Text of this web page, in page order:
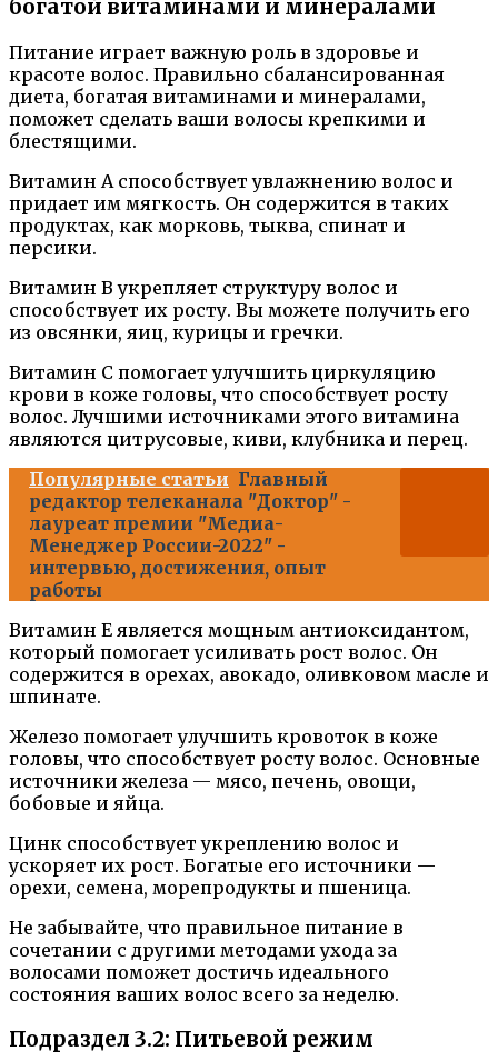
богатой витаминами и минералами
Питание играет важную роль в здоровье и
красоте волос. Правильно сбалансированная
диета, богатая витаминами и минералами,
поможет сделать ваши волосы крепкими и
блестящими.
Витамин А способствует увлажнению волос и
придает им мягкость. Он содержится в таких
продуктах, как морковь, тыква, спинат и
персики.
Витамин В укрепляет структуру волос и
способствует их росту. Вы можете получить его
из овсянки, яиц, курицы и гречки.
Витамин С помогает улучшить циркуляцию
крови в коже головы, что способствует росту
волос. Лучшими источниками этого витамина
являются цитрусовые, киви, клубника и перец.
Популярные статьи Главный
редактор телеканала "Доктор" -
лауреат премии "Медиа-
Менеджер России-2022" -
интервью, достижения, опыт
работы
Витамин Е является мощным антиоксидантом,
который помогает усиливать рост волос. Он
содержится в орехах, авокадо, оливковом масле и
шпинате.
Железо помогает улучшить кровоток в коже
головы, что способствует росту волос. Основные
источники железа — мясо, печень, овощи,
бобовые и яйца.
Цинк способствует укреплению волос и
ускоряет их рост. Богатые его источники —
орехи, семена, морепродукты и пшеница.
Не забывайте, что правильное питание в
сочетании с другими методами ухода за
волосами поможет достичь идеального
состояния ваших волос всего за неделю.
Подраздел 3.2: Питьевой режим